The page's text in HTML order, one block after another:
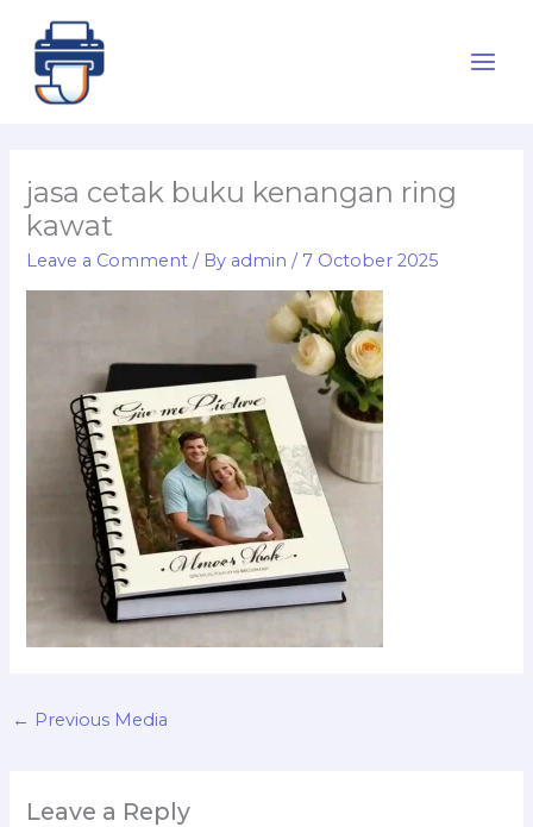
content
jasa cetak buku kenangan ring
kawat
Leave a Comment / By admin/ 7 October 2025
← Previous Media
Leave a Reply